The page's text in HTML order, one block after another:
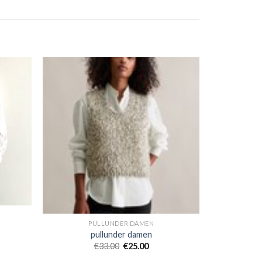
PULLUNDER DAMEN
pullunder damen
€33.00 €25.00